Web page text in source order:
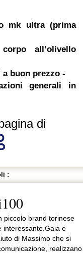
mk ultra (prima
all’olivello
buon prezzo -
generali in
di
:
piccolo brand torinese
interessante.Gaia e
di Massimo che si
realizzano